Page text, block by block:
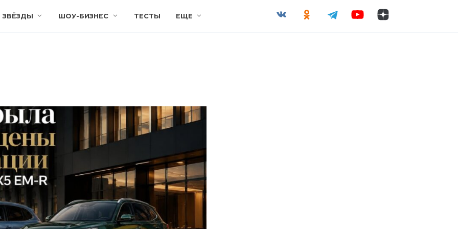
ЗВЁЗДЫ ШОУ-БИЗНЕС ТЕСТЫ ЕЩЕ